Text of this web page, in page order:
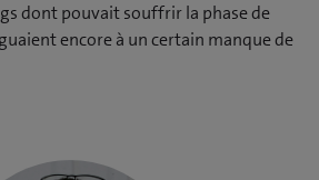
dont pouvait souffrir la phase de
encore à un certain manque de